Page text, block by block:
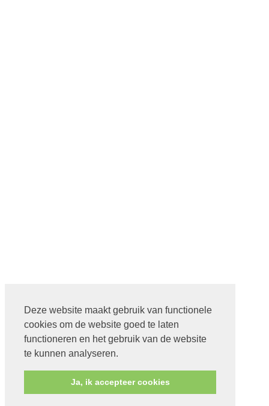
Deze website maakt gebruik van functionele
cookies om de website goed te laten
functioneren en het gebruik van de website
te kunnen analyseren.
Ja, ik accepteer cookies